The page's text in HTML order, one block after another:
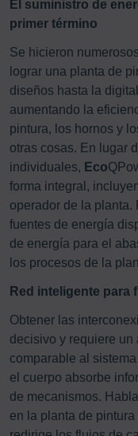
El suministro de
primer término
Se hicieron
lograr una planta de
diseños hasta la
aumentando la
pintura, los hornos y
otras cosas. En lugar
individuales, Eco
forma integral,
operador de la planta.
fuentes de energía
de energía para el
los procesos de la
Red inteligente para
Obtener las
decisivo y requiere
comparable al
el cuerpo absorbe
de mecanismos.
en la planta de pintura